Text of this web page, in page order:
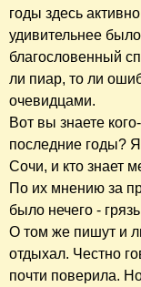
годы здесь
удивительнее было
благословенный
ли пиар, то ли
очевидцами.
Вот вы знаете
последние годы?
Сочи, и кто знает
По их мнению за
было нечего -
О том же пишут и
отдыхал. Честно
почти поверила.